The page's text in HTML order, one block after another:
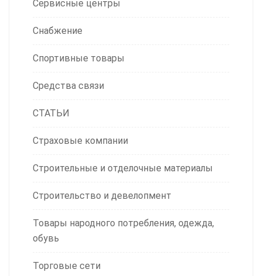
Сервисные центры
Снабжение
Спортивные товары
Средства связи
СТАТЬИ
Страховые компании
Строительные и отделочные материалы
Строительство и девелопмент
Товары народного потребления, одежда,
обувь
Торговые сети